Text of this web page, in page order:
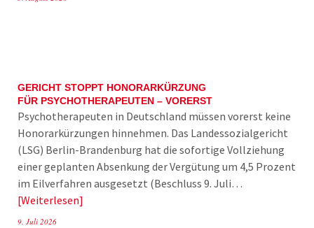
GERICHT STOPPT HONORARKÜRZUNG
FÜR PSYCHOTHERAPEUTEN – VORERST
Psychotherapeuten in Deutschland müssen vorerst keine
Honorarkürzungen hinnehmen. Das Landessozialgericht
(LSG) Berlin-Brandenburg hat die sofortige Vollziehung
einer geplanten Absenkung der Vergütung um 4,5 Prozent
im Eilverfahren ausgesetzt (Beschluss 9. Juli…
Weiterlesen
9. Juli 2026